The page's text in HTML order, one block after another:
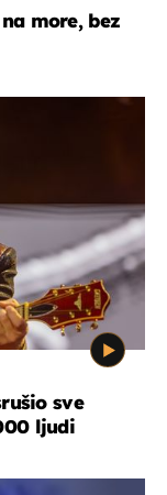
more, bez
sve
ljudi